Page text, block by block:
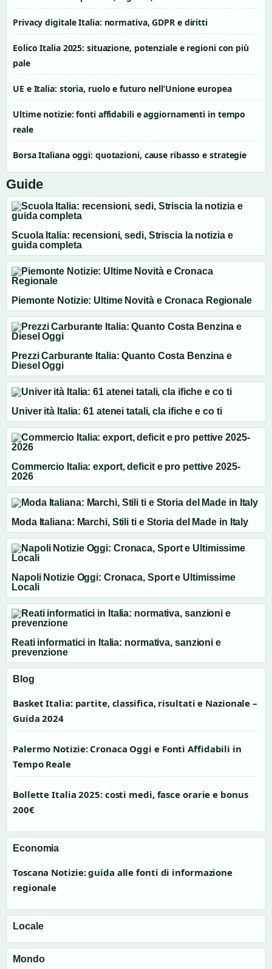
Privacy digitale Italia: normativa, GDPR e diritti
Eolico Italia 2025: situazione, potenziale e regioni con più
pale
UE e Italia: storia, ruolo e futuro nell’Unione europea
Ultime notizie: fonti affidabili e aggiornamenti in tempo
reale
Borsa Italiana oggi: quotazioni, cause ribasso e strategie
Guide
Scuola Italia: recensioni, sedi, Striscia la notizia e
guida completa
Piemonte Notizie: Ultime Novità e Cronaca Regionale
Prezzi Carburante Italia: Quanto Costa Benzina e
Diesel Oggi
Univer ità Italia: 61 atenei tatali, cla ifiche e co ti
Commercio Italia: export, deficit e pro pettive 2025-
2026
Moda Italiana: Marchi, Stili ti e Storia del Made in Italy
Napoli Notizie Oggi: Cronaca, Sport e Ultimissime
Locali
Reati informatici in Italia: normativa, sanzioni e
prevenzione
Blog
Basket Italia: partite, classifica, risultati e Nazionale –
Guida 2024
Palermo Notizie: Cronaca Oggi e Fonti Affidabili in
Tempo Reale
Bollette Italia 2025: costi medi, fasce orarie e bonus
200€
Economia
Toscana Notizie: guida alle fonti di informazione
regionale
Locale
Mondo